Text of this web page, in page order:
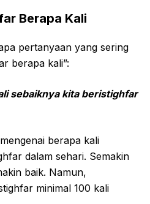
Berapa Kali
pertanyaan yang sering
berapa kali”:
sebaiknya kita beristighfar
berapa kali
dalam sehari. Semakin
baik. Namun,
minimal 100 kali